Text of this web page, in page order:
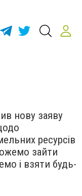
нову заяву
ресурсів
зайти
і взяти будь-